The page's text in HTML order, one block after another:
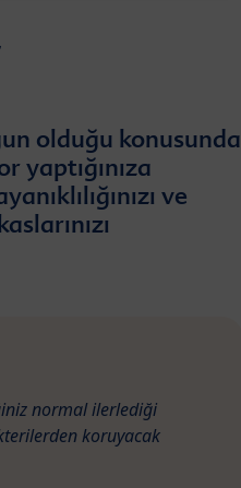
olduğu konusunda
yaptığınıza
ve
normal ilerlediği
koruyacak